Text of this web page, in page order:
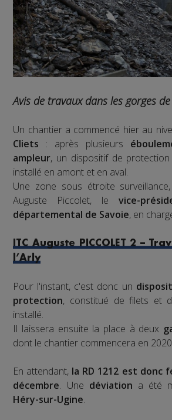
Avis de travaux dans les gorges de
Un chantier a commencé hier au
Cliets : après plusieurs
ampleur, un dispositif de
installé en amont et en aval.
Une zone sous étroite
Auguste Piccolet, le vice-
départemental de Savoie, en
ITC Auguste PICCOLET 2 –
l’Arly
Pour l'instant, c'est donc un
protection, constitué de filets et
installé.
Il laissera ensuite la place à deux
dont le chantier commencera en
En attendant, la RD 1212 est donc
décembre. Une déviation a été
Héry-sur-Ugine.